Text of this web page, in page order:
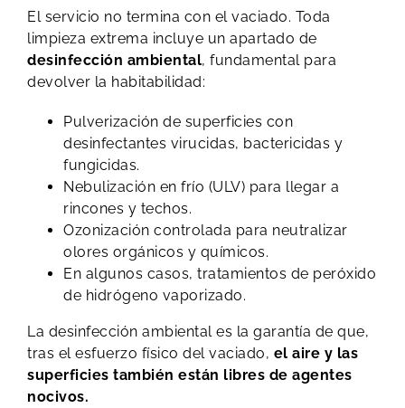
El servicio no termina con el vaciado. Toda
limpieza extrema incluye un apartado de
desinfección ambiental, fundamental para
devolver la habitabilidad:
Pulverización de superficies con
desinfectantes virucidas, bactericidas y
fungicidas.
Nebulización en frío (ULV) para llegar a
rincones y techos.
Ozonización controlada para neutralizar
olores orgánicos y químicos.
En algunos casos, tratamientos de peróxido
de hidrógeno vaporizado.
La desinfección ambiental es la garantía de que,
tras el esfuerzo físico del vaciado, el aire y las
superficies también están libres de agentes
nocivos.